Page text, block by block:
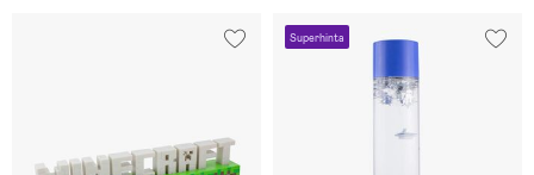
Superhinta